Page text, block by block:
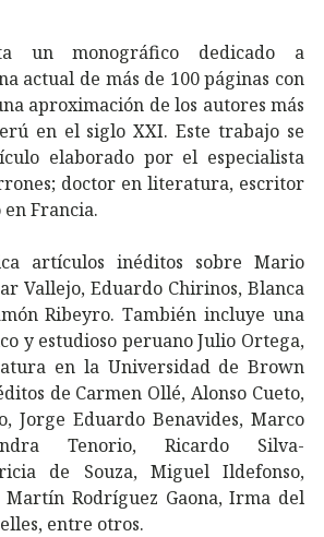
un monográfico dedicado a
actual de más de 100 páginas con
aproximación de los autores más
en el siglo XXI. Este trabajo se
elaborado por el especialista
doctor en literatura, escritor
Francia.
artículos inéditos sobre Mario
Vallejo, Eduardo Chirinos, Blanca
Ribeyro. También incluye una
y estudioso peruano Julio Ortega,
en la Universidad de Brown
de Carmen Ollé, Alonso Cueto,
Jorge Eduardo Benavides, Marco
Tenorio, Ricardo Silva-
de Souza, Miguel Ildefonso,
Martín Rodríguez Gaona, Irma del
entre otros.